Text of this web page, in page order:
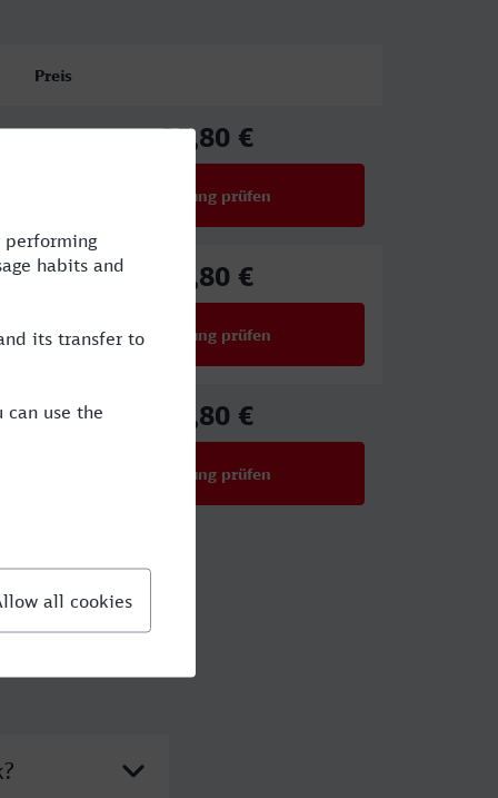
Preis
25,80 €
Verbindung prüfen
25,80 €
Verbindung prüfen
25,80 €
Verbindung prüfen